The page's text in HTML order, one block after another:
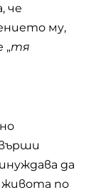
че
му,
„тя
да
живота по